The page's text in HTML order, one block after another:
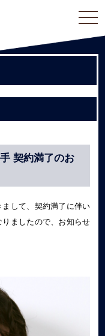
契約満了のお
して、契約満了に伴い
ましたので、お知らせ